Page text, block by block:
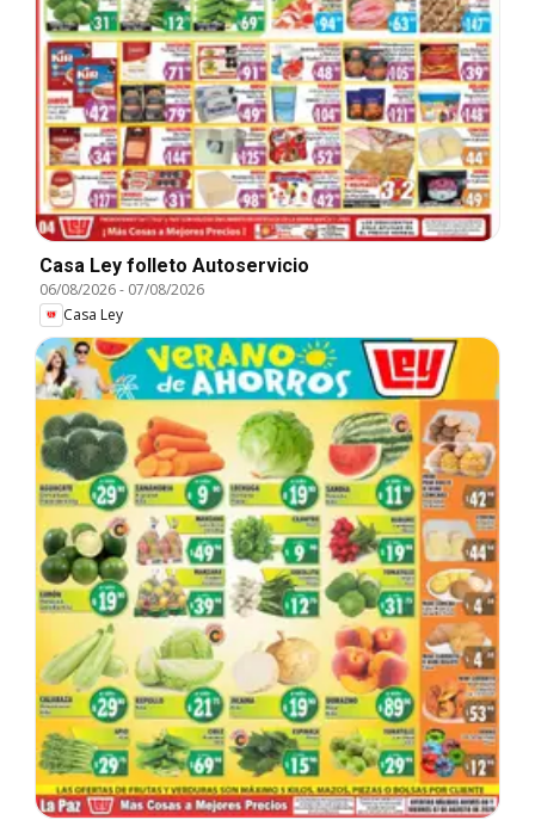
Casa Ley folleto Autoservicio
06/08/2026- 07/08/2026
Casa Ley